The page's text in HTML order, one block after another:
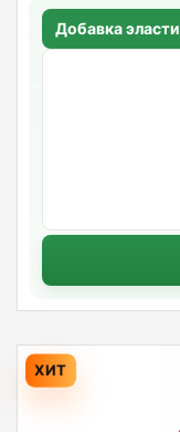
Добавка
ХИТ